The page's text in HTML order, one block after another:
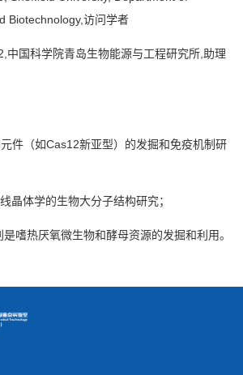
Biotechnology,访问学者
中国科学院青岛生物能源与工程研究所,助理
件（如Cas12新亚型）的发掘和免疫机制研
晶体学的生物大分子结构研究；
嗜热厌氧微生物和酵母资源的发掘和利用。